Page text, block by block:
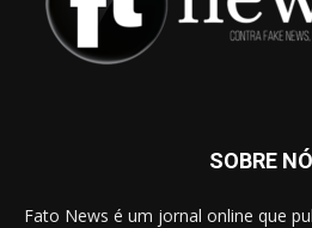
SOBRE
Fato News é um jornal online que